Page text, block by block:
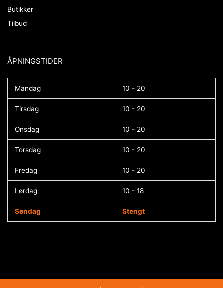
Butikker
Tilbud
ÅPNINGSTIDER​
Mandag 10 - 20
Tirsdag 10 - 20
Onsdag 10 - 20
Torsdag 10 - 20
Fredag 10 - 20
Lørdag 10 - 18
Søndag Stengt